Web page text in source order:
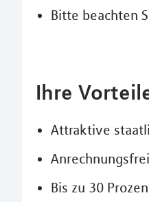
Bitte beachten
Ihre
Attraktive
Bis zu 30